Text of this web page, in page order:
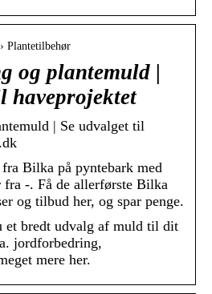
Plantetilbehør
og plantemuld |
haveprojektet
| Se udvalget til
Bilka på pyntebark med
fra -. Få de allerførste Bilka
og tilbud her, og spar penge.
et bredt udvalg af muld til dit
jordforbedring,
mere her.